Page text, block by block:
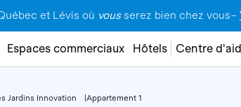
et Lévis où vous serez bien chez vous–
Espaces commerciaux Hôtels Centre
Jardins Innovation Appartement 1